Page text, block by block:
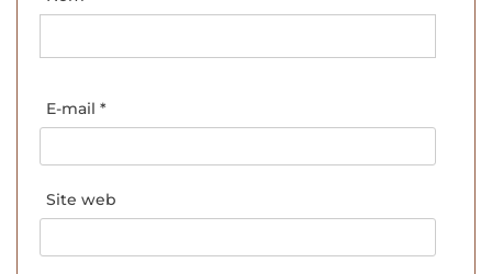
E-mail *
Site web